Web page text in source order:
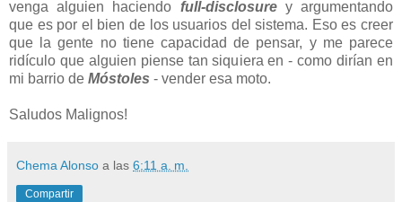
venga alguien haciendo full-disclosurey argumentando
que es por el bien de los usuarios del sistema. Eso es creer
que la gente no tiene capacidad de pensar, y me parece
ridículo que alguien piense tan siquiera en - como dirían en
mi barrio de Móstoles - vender esa moto.
Saludos Malignos!
Chema Alonso a las 6:11 a. m.
Compartir